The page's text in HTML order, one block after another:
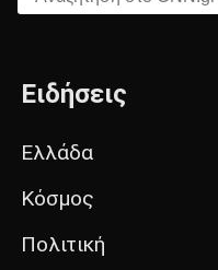
Ειδήσεις
Ελλάδα
Κόσμος
Πολιτική